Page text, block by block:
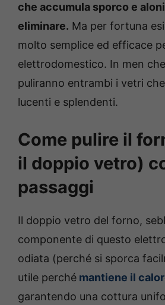
che accumula sporco e
eliminare. Ma per fortuna
molto semplice ed efficace
elettrodomestico. In men
puliranno entrambi i vetri
lucenti e splendenti.
Come pulire il
il doppio vetro)
passaggi
Il doppio vetro del forno,
componente di questo
odiata (perché si sporca
utile perché mantiene il
garantendo una cottura